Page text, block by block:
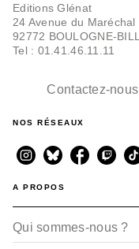
Editions Glénat
24 Avenue du
92772 BOULOGNE-
Tel : 01.41.46.11.11
Contactez-nous
NOS RÉSEAUX
A PROPOS
Qui sommes-nous ?